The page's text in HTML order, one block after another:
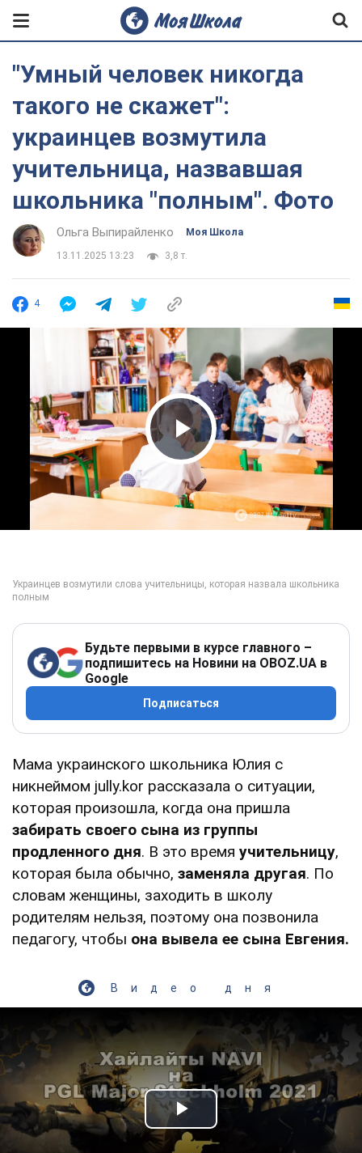
"Умный человек никогда
такого не скажет":
украинцев возмутила
учительница, назвавшая
школьника "полным". Фото
Ольга Выпирайленко Моя Школа
13.11.2025 13:23 3,8 т.
4
Play Video
Будьте первыми в курсе главного –
подпишитесь на Новини на OBOZ.UA в
Google
Подписаться
Мама украинского школьника Юлия с
никнеймом jully.kor рассказала о ситуации,
которая произошла, когда она пришла
забирать своего сына из группы
продленного дня. В это время учительницу,
которая была обычно, заменяла другая. По
словам женщины, заходить в школу
родителям нельзя, поэтому она позвонила
педагогу, чтобы она вывела ее сына Евгения.
Видео дня
Play Video